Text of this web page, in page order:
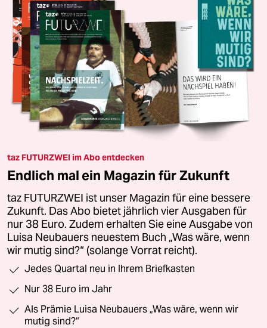
taz FUTURZWEI im Abo entdecken
Endlich mal ein Magazin für Zukunft
taz FUTURZWEI ist unser Magazin für eine bessere
Zukunft. Das Abo bietet jährlich vier Ausgaben für
nur 38 Euro. Zudem erhalten Sie eine Ausgabe von
Luisa Neubauers neuestem Buch „Was wäre, wenn
wir mutig sind?“ (solange Vorrat reicht).
Jedes Quartal neu in Ihrem Briefkasten
Nur 38 Euro im Jahr
Als Prämie Luisa Neubauers „Was wäre, wenn wir
mutig sind?“